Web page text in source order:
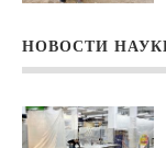
НОВОСТИ